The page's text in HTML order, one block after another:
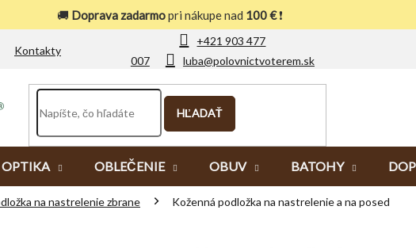
🚚 Doprava zadarmopri nákupe nad 100 €❗
+421 903 477
007
luba@polovnictvoterem.sk
Kontakty
HĽADAŤ
OPTIKA OBLEČENIE OBUV BATOHY
na nastrelenie zbrane Koženná podložka na nastrelenie a na posed